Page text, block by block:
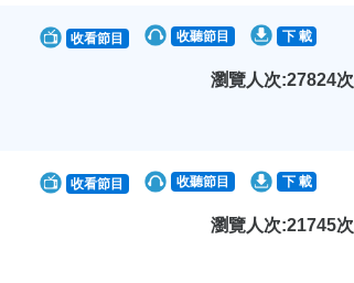
收看節目 收聽節目 下 載
瀏覽人次:27824次
收看節目 收聽節目 下 載
瀏覽人次:21745次